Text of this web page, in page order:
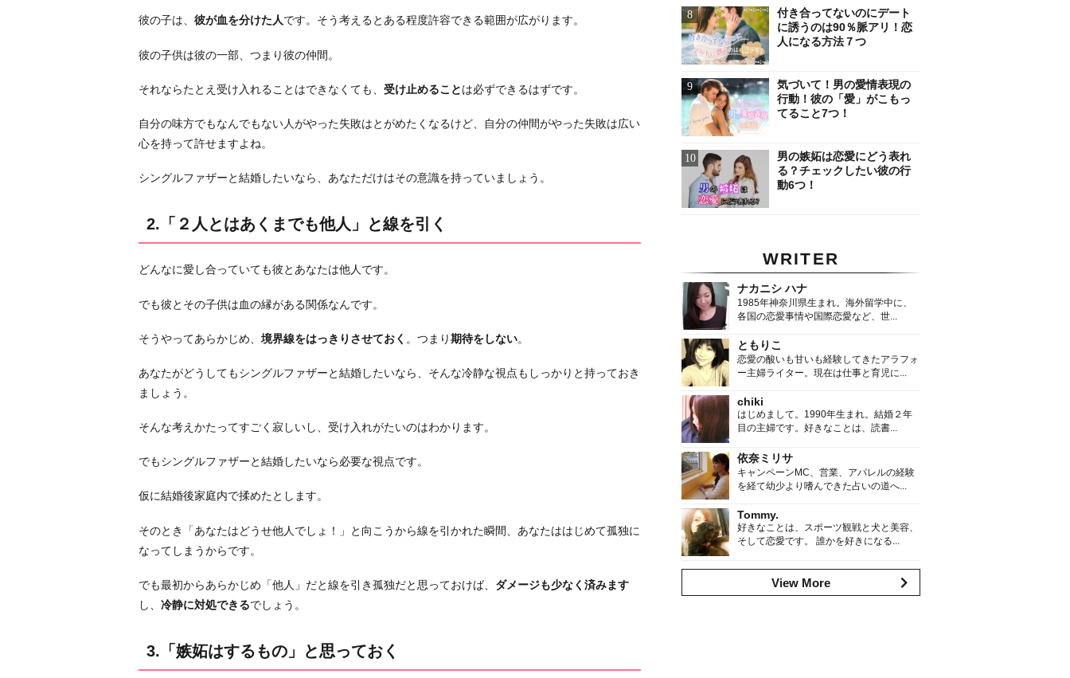
ま
も
人」
と
線
「嫉
は
す
も
の」
思
お
4.
「嫌
た
彼の子は、 彼が血を分けた人です。そう考えるとある程度許容できる範囲が広がります。
彼の子供は彼の一部、つまり彼の仲間。
それならたとえ受け入れることはできなくても、 受け止めることは必ずできるはずです。
自分の味方でもなんでもない人がやった失敗はとがめたくなるけど、自分の仲間がやった失敗は広い
心を持って許せますよね。
シングルファザーと結婚したいなら、あなただけはその意識を持っていましょう。
2.「２人とはあくまでも他人」と線を引く
どんなに愛し合っていても彼とあなたは他人です。
でも彼とその子供は血の縁がある関係なんです。
そうやってあらかじめ、 境界線をはっきりさせておく 。つまり期待をしない。
あなたがどうしてもシングルファザーと結婚したいなら、そんな冷静な視点もしっかりと持っておき
ましょう。
そんな考えかたってすごく寂しいし、受け入れがたいのはわかります。
でもシングルファザーと結婚したいなら必要な視点です。
仮に結婚後家庭内で揉めたとします。
そのとき「あなたはどうせ他人でしょ！」と向こうから線を引かれた瞬間、あなたははじめて孤独に
なってしまうからです。
でも最初からあらかじめ「他人」だと線を引き孤独だと思っておけば、 ダメージも少なく済みます
し、 冷静に対処できるでしょう。
3.「嫉妬はするもの」と思っておく
付き合ってないのにデート
に誘うのは90％脈アリ！恋
人になる方法７つ
気づいて！男の愛情表現の
行動！彼の「愛」がこもっ
てること7つ！
男の嫉妬は恋愛にどう表れ
る？チェックしたい彼の行
動6つ！
WRITER
ナカニシ ハナ
1985年神奈川県生まれ。海外留学中に、
各国の恋愛事情や国際恋愛など、世...
ともりこ
恋愛の酸いも甘いも経験してきたアラフォ
ー主婦ライター。現在は仕事と育児に...
chiki
はじめまして。1990年生まれ。結婚２年
目の主婦です。好きなことは、読書...
依奈ミリサ
キャンペーンMC、営業、アパレルの経験
を経て幼少より嗜んできた占いの道へ...
Tommy.
好きなことは、スポーツ観戦と犬と美容、
そして恋愛です。 誰かを好きになる...
View More